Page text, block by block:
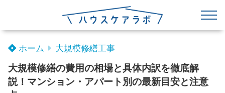
ホーム 大規模修繕工事
大規模修繕の費用の相場と具体内訳を徹底解
説！マンション・アパート別の最新目安と注意